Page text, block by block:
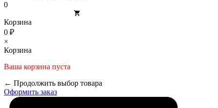
0
Корзина
0 ₽
×
Корзина
Ваша корзина пуста
← Продолжить выбор товара
Оформить заказ